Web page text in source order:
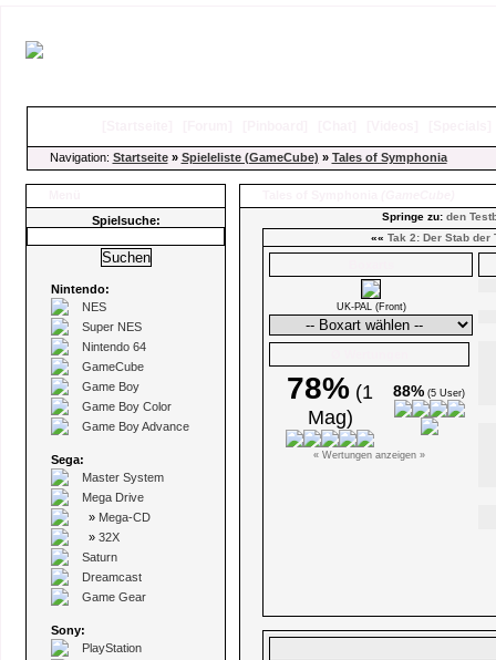
Navigation: Startseite» Spieleliste (GameCube) » Tales of Symphonia
Spielsuche:
Nintendo:
NES
Super NES
Nintendo 64
GameCube
Game Boy
Game Boy Color
Game Boy Advance
Sega:
Master System
Mega Drive
» Mega-CD
» 32X
Saturn
Dreamcast
Game Gear
Sony:
PlayStation
Springe zu: den
«« Tak 2: Der Stab der
UK-PAL (Front)
78% (1
Mag)
88% (5 User)
« Wertungen anzeigen »